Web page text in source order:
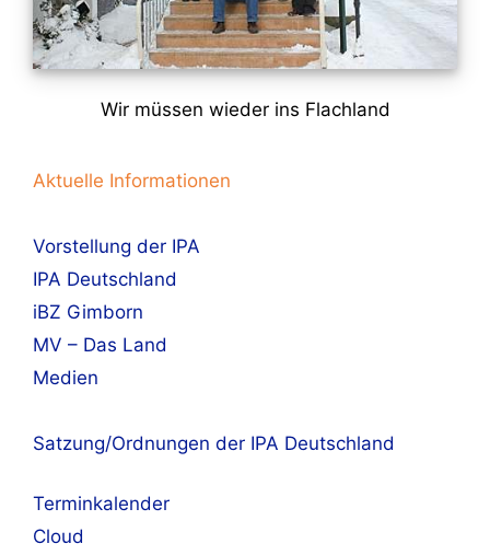
Wir müssen wieder ins Flachland
Aktuelle Informationen
Vorstellung der IPA
IPA Deutschland
iBZ Gimborn
MV – Das Land
Medien
Satzung/Ordnungen der IPA Deutschland
Terminkalender
Cloud